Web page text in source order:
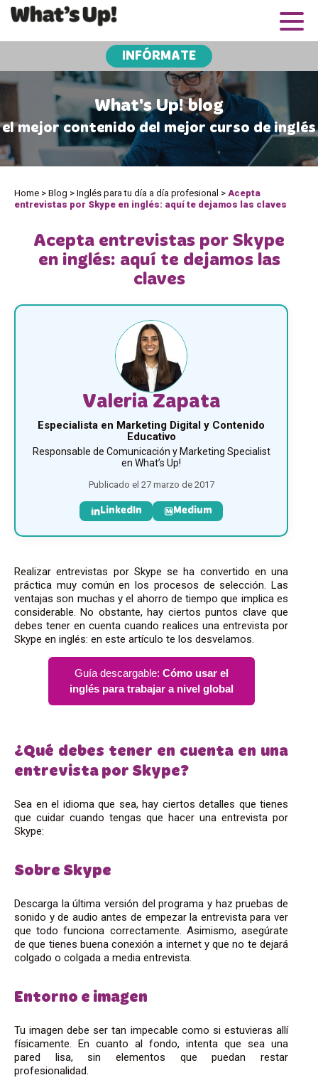
INFÓRMATE
What's Up! blog
el mejor contenido del mejor curso de inglés
Home > Blog > Inglés para tu día a día profesional > Acepta
entrevistas por Skype en inglés: aquí te dejamos las claves
Acepta entrevistas por Skype
en inglés: aquí te dejamos las
claves
Valeria Zapata
Especialista en Marketing Digital y Contenido
Educativo
Responsable de Comunicación y Marketing Specialist
en What’s Up!
Publicado el 27 marzo de 2017
LinkedIn Medium
Realizar entrevistas por Skype se ha convertido en una
práctica muy común en los procesos de selección. Las
ventajas son muchas y el ahorro de tiempo que implica es
considerable. No obstante, hay ciertos puntos clave que
debes tener en cuenta cuando realices una entrevista por
Skype en inglés: en este artículo te los desvelamos.
Guía descargable: Cómo usar el
inglés para trabajar a nivel global
¿Qué debes tener en cuenta en una
entrevista por Skype?
Sea en el idioma que sea, hay ciertos detalles que tienes
que cuidar cuando tengas que hacer una entrevista por
Skype:
Sobre Skype
Descarga la última versión del programa y haz pruebas de
sonido y de audio antes de empezar la entrevista para ver
que todo funciona correctamente. Asimismo, asegúrate
de que tienes buena conexión a internet y que no te dejará
colgado o colgada a media entrevista.
Entorno e imagen
Tu imagen debe ser tan impecable como si estuvieras allí
físicamente. En cuanto al fondo, intenta que sea una
pared lisa, sin elementos que puedan restar
profesionalidad.